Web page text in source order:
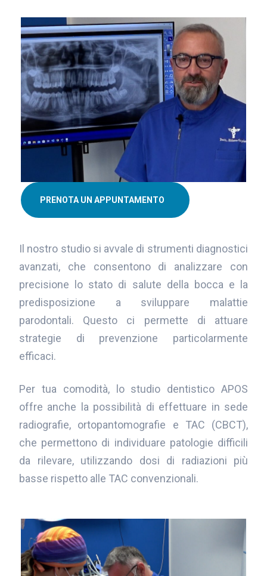
PRENOTA UN APPUNTAMENTO
Il nostro studio si avvale di strumenti diagnostici
avanzati, che consentono di analizzare con
precisione lo stato di salute della bocca e la
predisposizione a sviluppare malattie
parodontali. Questo ci permette di attuare
strategie di prevenzione particolarmente
efficaci.
Per tua comodità, lo studio dentistico APOS
offre anche la possibilità di effettuare in sede
radiografie, ortopantomografie e TAC (CBCT),
che permettono di individuare patologie difficili
da rilevare, utilizzando dosi di radiazioni più
basse rispetto alle TAC convenzionali.